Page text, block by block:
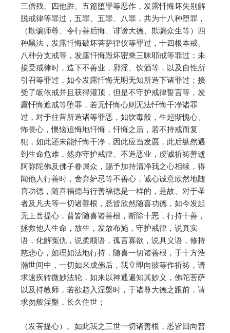
三僧残、四他胜、五篇堕罪等恶作，发露忏悔坏失别解
脱戒律等罪过，五罪、五罪、八罪，共为十八种堕罪，
（欺骗师尊、令行善后悔、诽谤大德、欺骗众生等）四
种黑法，发露忏悔破坏菩萨律仪等罪过，十四根本戒、
八种分支戒等，发露忏悔毁坏密乘三昧耶戒等罪过；未
接受戒律时，造下不善业，邪淫、饮酒等，以及自性所
引召等罪过，如今发露忏悔无明无知所造下诸罪过；接
受了皈依戒并且获得灌顶，但是不守护戒律誓言等，发
露忏悔遮戒等堕罪，若无忏悔心则无法忏悔干净诸罪
过，对于往昔所造诸等罪恶，如饮毒般，生起惭愧心、
怖畏心，懊恼追悔地忏悔，忏悔之后，若不持戒而复
犯，如此还未能忏悔干净，因此应当发愿，此后纵然遇
到生命危难，然亦守护戒律、不造恶业，虔诚祈祷善逝
阿弥陀佛及佛子眷属众，赐予加持清净我之心相续，得
闻他人行善时，舍弃妒忌等不善心，诚心诚意欣然地随
喜功德，随喜福德与行善福德是一样的，是故、对于圣
者及凡夫等一切诸善根，悉皆欣然随喜功德，如今发起
无上菩提心，普皆随喜诸善根，断除十恶，行持十善，
拯救他人生命，放生，发放布施，守护戒律，说真实
语，化解冤仇，说柔顺语，孤言寡欲，说具义语，修持
慈悲心，如理如法地行持，随喜一切诸善根，于十方浩
瀚世间中，一切如来成佛后，我立即向彼等作祈祷，请
求速疾转微妙法轮，如来以神通遍知其妙义，佛陀菩萨
以及持教师，若欲趋入涅槃时，于诸尊大德之跟前，请
求勿般涅槃，长久住世；
（发菩提心）。如此我之三世一切诸善根，悉皆回向普